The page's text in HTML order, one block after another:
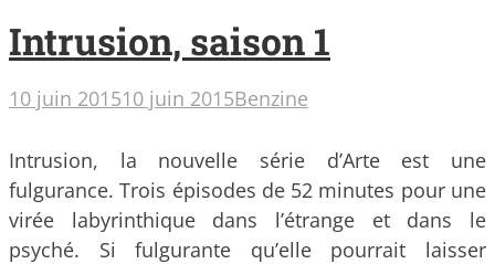
Intrusion, saison 1
10 juin 201510 juin 2015Benzine
Intrusion, la nouvelle série d’Arte est une
fulgurance. Trois épisodes de 52 minutes pour une
virée labyrinthique dans l’étrange et dans le
psyché. Si fulgurante qu’elle pourrait laisser